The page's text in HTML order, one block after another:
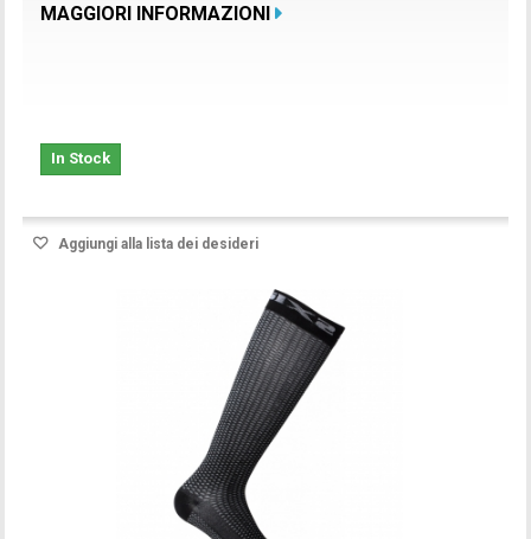
MAGGIORI INFORMAZIONI
In Stock
Aggiungi alla lista dei desideri